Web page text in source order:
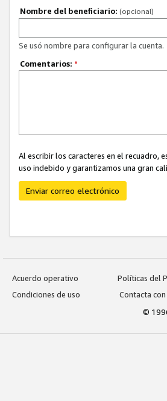
Nombre del beneficiario: (opcional)
Se usó nombre para configurar la cuenta.
Comentarios: *
Al escribir los caracteres en el recuadro,
uso indebido y garantizamos una gran
Enviar correo electrónico
Acuerdo operativo
Políticas del
Condiciones de uso
Contacta
©